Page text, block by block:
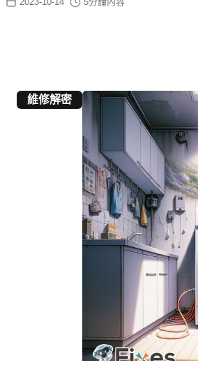
維修解密